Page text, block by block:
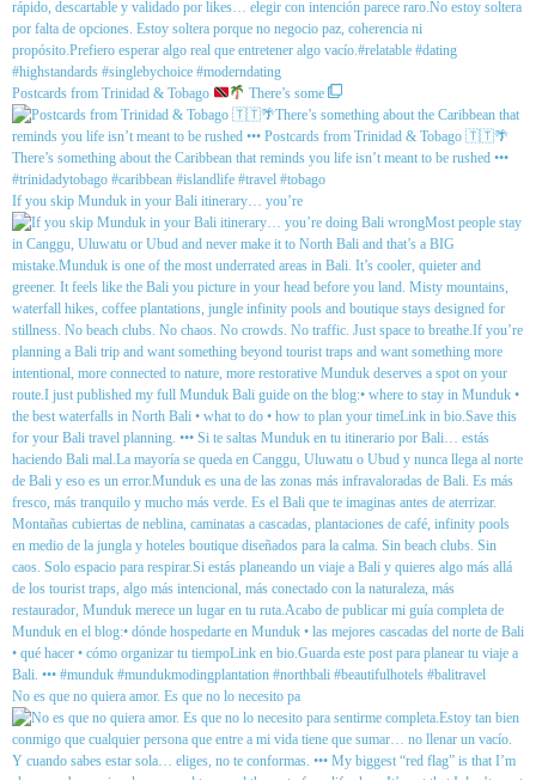
Postcards from Trinidad & Tobago There’s some
If you skip Munduk in your Bali itinerary… you’re
No es que no quiera amor. Es que no lo necesito pa